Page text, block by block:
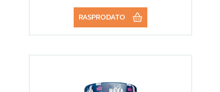
RASPRODATO